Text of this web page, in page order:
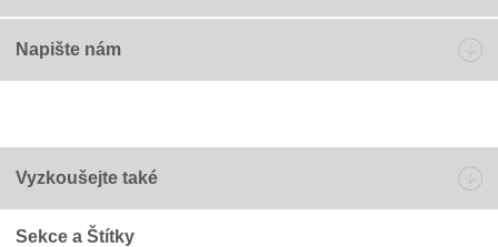
Napište nám
Vyzkoušejte také
Sekce a Štítky